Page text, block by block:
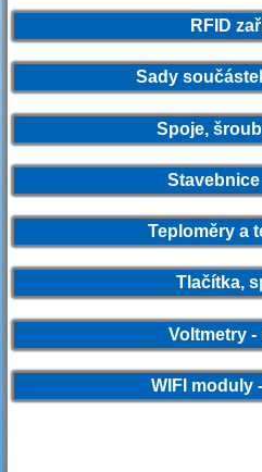
RFID
Sady
Spoje,
Stavebnice
Teploměry a
Tlačítka,
Voltmetry -
WIFI moduly